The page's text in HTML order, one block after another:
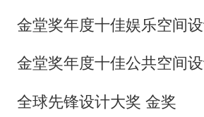
金堂奖年度十佳娱乐空间
金堂奖年度十佳公共空间
全球先锋设计大奖 金奖